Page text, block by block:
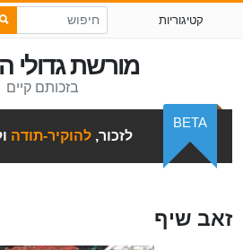
קטיגוריות
מורשת גדולי
בזכותם קיים
לזכור,להוקיר-תודה
BETA
זאב שיף